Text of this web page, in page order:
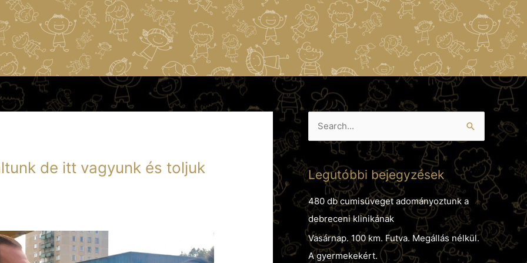
de itt vagyunk és toljuk
r
c
h
f
o
Legutóbbi bejegyzések
480 db cumisüveget adományoztunk a
debreceni klinikának
Vasárnap. 100 km. Futva. Megállás nélkül.
A gyermekekért.